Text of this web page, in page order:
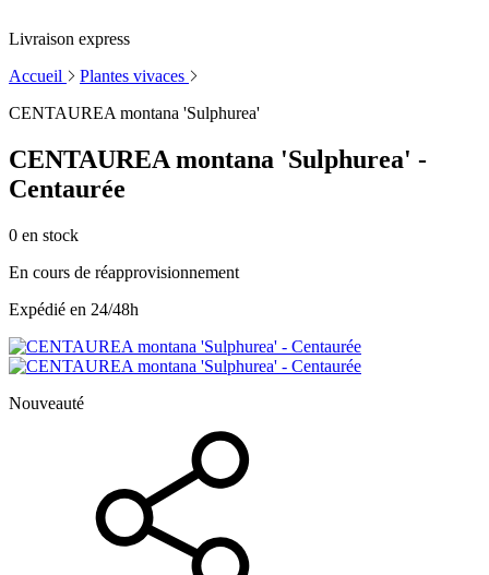
Livraison express
Accueil
Plantes vivaces
CENTAUREA montana 'Sulphurea'
CENTAUREA montana 'Sulphurea' -
Centaurée
0 en stock
En cours de réapprovisionnement
Expédié en 24/48h
Nouveauté